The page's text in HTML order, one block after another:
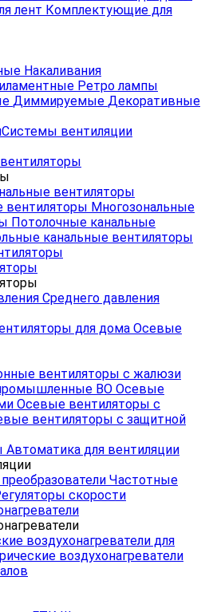
лент Комплектующие для
Накаливания
Ретро лампы
Диммируемые Декоративные
Системы вентиляции
вентиляторы
вентиляторы Многозональные
Потолочные канальные
канальные вентиляторы
Среднего давления
для дома Осевые
вентиляторы с жалюзи
ВО Осевые
Осевые вентиляторы с
вентиляторы с защитной
Автоматика для вентиляции
Частотные
скорости
воздухонагреватели для
воздухонагреватели